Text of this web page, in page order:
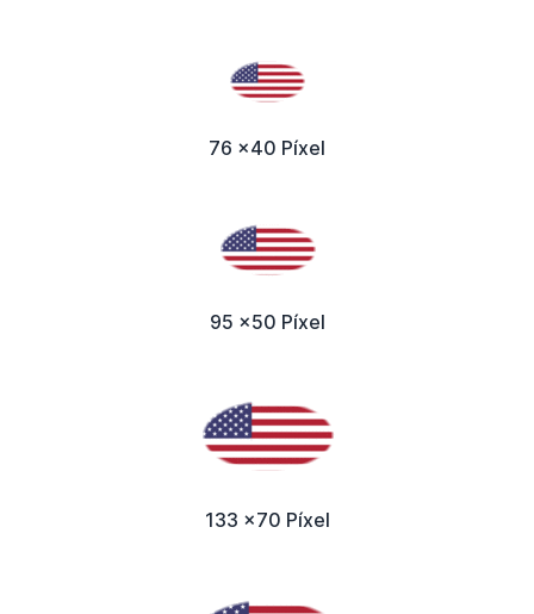
76 x40 Píxel
95 x50 Píxel
133 x70 Píxel